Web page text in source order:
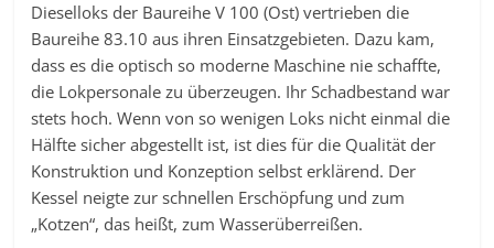
Dieselloks der Baureihe V 100 (Ost) vertrieben die
Baureihe 83.10 aus ihren Einsatzgebieten. Dazu kam,
dass es die optisch so moderne Maschine nie schaffte,
die Lokpersonale zu überzeugen. Ihr Schadbestand war
stets hoch. Wenn von so wenigen Loks nicht einmal die
Hälfte sicher abgestellt ist, ist dies für die Qualität der
Konstruktion und Konzeption selbst erklärend. Der
Kessel neigte zur schnellen Erschöpfung und zum
„Kotzen“, das heißt, zum Wasserüberreißen.